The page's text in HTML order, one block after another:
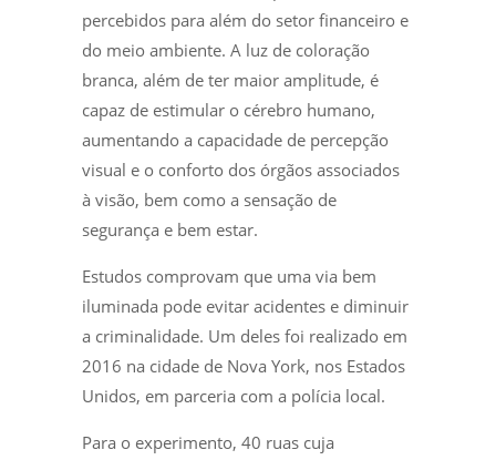
percebidos para além do setor financeiro e
do meio ambiente. A luz de coloração
branca, além de ter maior amplitude, é
capaz de estimular o cérebro humano,
aumentando a capacidade de percepção
visual e o conforto dos órgãos associados
à visão, bem como a sensação de
segurança e bem estar.
Estudos comprovam que uma via bem
iluminada pode evitar acidentes e diminuir
a criminalidade. Um deles foi realizado em
2016 na cidade de Nova York, nos Estados
Unidos, em parceria com a polícia local.
Para o experimento, 40 ruas cuja